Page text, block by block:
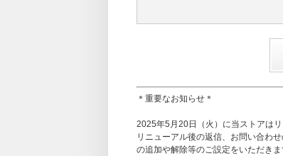
＊重要なお知らせ＊
2025年5月20日（火）に当ストアは
リニューアル後の返信、お問い合わ
の追加や解除等のご設定をいただき